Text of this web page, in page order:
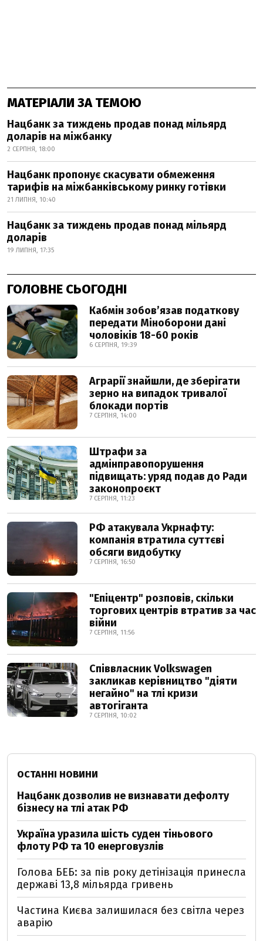
МАТЕРІАЛИ ЗА ТЕМОЮ
Нацбанк за тиждень продав понад мільярд
доларів на міжбанку
2 СЕРПНЯ, 18:00
Нацбанк пропонує скасувати обмеження
тарифів на міжбанківському ринку готівки
21 ЛИПНЯ, 10:40
Нацбанк за тиждень продав понад мільярд
доларів
19 ЛИПНЯ, 17:35
ГОЛОВНЕ СЬОГОДНІ
Кабмін зобовʼязав податкову
передати Міноборони дані
чоловіків 18-60 років
6 СЕРПНЯ, 19:39
Аграрії знайшли, де зберігати
зерно на випадок тривалої
блокади портів
7 СЕРПНЯ, 14:00
Штрафи за
адмінправопорушення
підвищать: уряд подав до Ради
законопроєкт
7 СЕРПНЯ, 11:23
РФ атакувала Укрнафту:
компанія втратила суттєві
обсяги видобутку
7 СЕРПНЯ, 16:50
"Епіцентр" розповів, скільки
торгових центрів втратив за час
війни
7 СЕРПНЯ, 11:56
Співвласник Volkswagen
закликав керівництво "діяти
негайно" на тлі кризи
автогіганта
7 СЕРПНЯ, 10:02
ОСТАННІ НОВИНИ
Нацбанк дозволив не визнавати дефолту
бізнесу на тлі атак РФ
Україна уразила шість суден тіньового
флоту РФ та 10 енерговузлів
Голова БЕБ: за пів року детінізація принесла
державі 13,8 мільярда гривень
Частина Києва залишилася без світла через
аварію